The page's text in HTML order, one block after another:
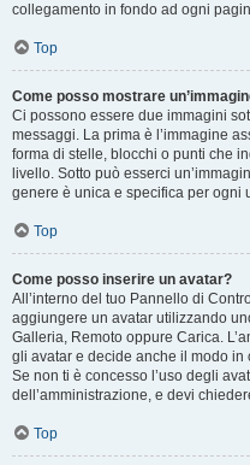
collegamento in fondo ad ogni
Top
Come posso mostrare
Ci possono essere due immagini
messaggi. La prima è l’immagine
forma di stelle, blocchi o punti che
livello. Sotto può esserci
genere è unica e specifica per ogni
Top
Come posso inserire un avatar?
All’interno del tuo Pannello di
aggiungere un avatar utilizzando
Galleria, Remoto oppure Carica.
gli avatar e decide anche il modo
Se non ti è concesso l’uso degli
dell’amministrazione, e devi
Top